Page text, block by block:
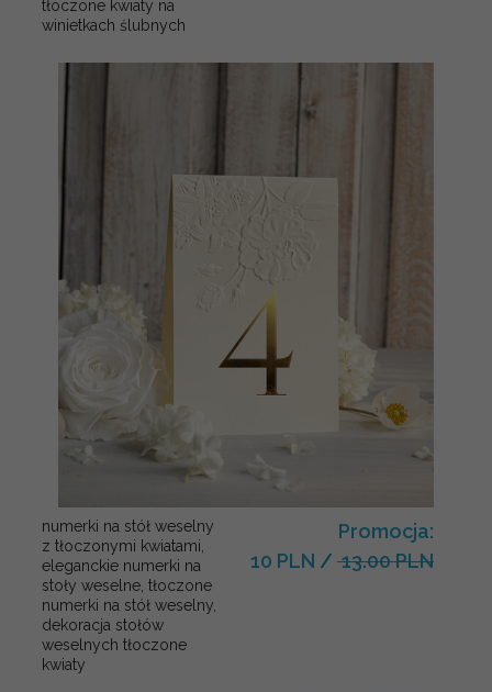
tłoczone kwiaty na
winietkach ślubnych
numerki na stół weselny
z tłoczonymi kwiatami,
eleganckie numerki na
stoły weselne, tłoczone
numerki na stół weselny,
dekoracja stołów
weselnych tłoczone
kwiaty
Promocja:
10 PLN / 13.00 PLN